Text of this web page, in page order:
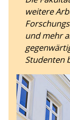
weitere
und mehr
Studenten